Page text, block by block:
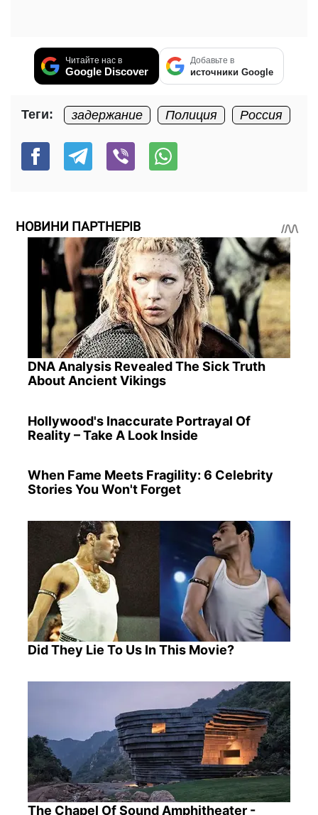
Читайте нас в
Google Discover
Добавьте в
источники Google
Теги: задержание Полиция Россия
НОВИНИ ПАРТНЕРІВ
DNA Analysis Revealed The Sick Truth
About Ancient Vikings
Hollywood's Inaccurate Portrayal Of
Reality – Take A Look Inside
When Fame Meets Fragility: 6 Celebrity
Stories You Won't Forget
Did They Lie To Us In This Movie?
The Chapel Of Sound Amphitheater -